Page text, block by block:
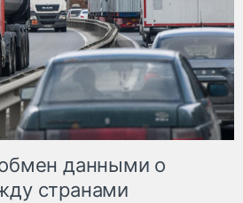
данными о
странами